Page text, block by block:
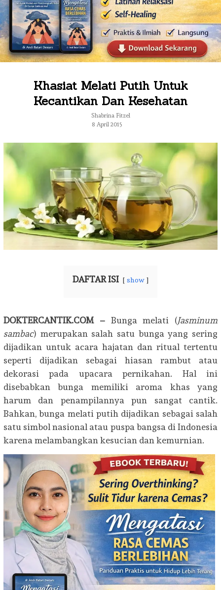
Khasiat Melati Putih Untuk
Kecantikan Dan Kesehatan
Shabrina Fitzel
8 April 2015
DAFTAR ISI show
DOKTERCANTIK.COM –Bunga melati (Jasminum
sambac) merupakan salah satu bunga yang sering
dijadikan untuk acara hajatan dan ritual tertentu
seperti dijadikan sebagai hiasan rambut atau
dekorasi pada upacara pernikahan. Hal ini
disebabkan bunga memiliki aroma khas yang
harum dan penampilannya pun sangat cantik.
Bahkan, bunga melati putih dijadikan sebagai salah
satu simbol nasional atau puspa bangsa di Indonesia
karena melambangkan kesucian dan kemurnian.